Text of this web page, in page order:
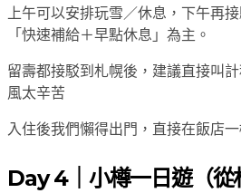
上午可以安排玩雪／休息，下午再
「快速補給＋早點休息」為主。
留壽都接駁到札幌後，建議直接叫
風太辛苦
入住後我們懶得出門，直接在飯店
Day 4｜小樽一日遊（從